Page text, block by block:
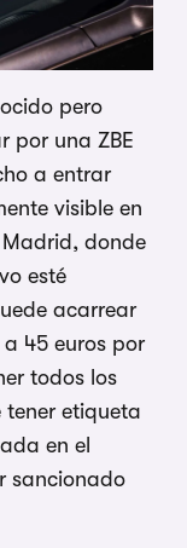
pero
por una ZBE
a entrar
visible en
donde
esté
acarrear
45 euros por
todos los
tener etiqueta
en el
sancionado